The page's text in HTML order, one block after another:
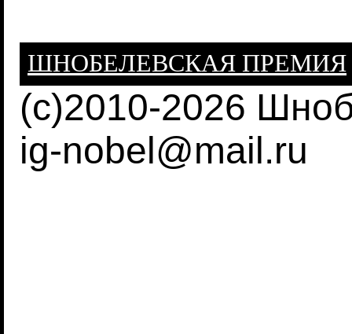
ШНОБЕЛЕВСКАЯ ПРЕМИЯ
(c)2010-2026
ig-nobel@mail.ru